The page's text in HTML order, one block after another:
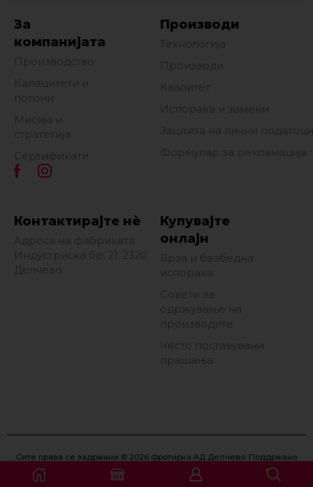
За
компанијата
Производство
Капацитети и
погони
Мисија и
стратегија
Сертификати
Производи
Технологија
Производи
Квалитет
Испорака и замени
Заштита на лични податоци
Формулар за рекламација
Контактирајте нè
Адреса на фабриката:
Индустриска бр. 21, 2320
Делчево
Купувајте
онлајн
Брза и безбедна
испорака
Совети за
одржување на
производите
Често поставувани
прашања
Сите права се задржани © 2026 Фротирка АД Делчево. Поддржано